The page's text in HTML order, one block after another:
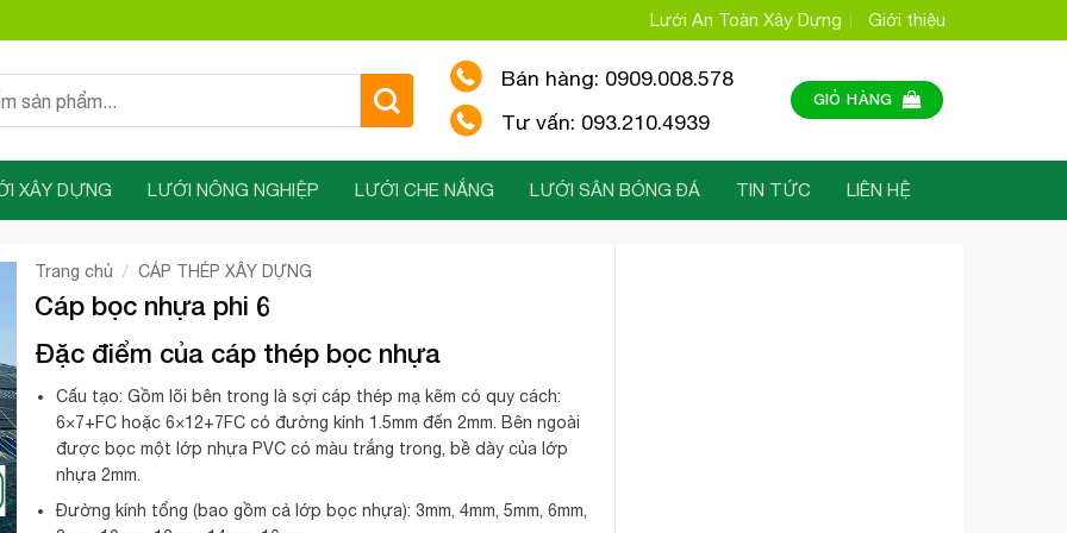
Lưới An Toàn Xây Dựng Giới thiệu
Bán hàng: 0909.008.578
Tư vấn: 093.210.4939
GIỎ HÀNG
XÂY DỰNG LƯỚI NÔNG NGHIỆP LƯỚI CHE NẮNG LƯỚI SÂN BÓNG ĐÁ TIN TỨC LIÊN HỆ
Trang chủ / CÁP THÉP XÂY DỰNG
Cáp bọc nhựa phi 6
Đặc điểm của cáp thép bọc nhựa
Cấu tạo: Gồm lõi bên trong là sợi cáp thép mạ kẽm có quy cách:
6×7+FC hoặc 6×12+7FC có đường kính 1.5mm đến 2mm. Bên ngoài
được bọc một lớp nhựa PVC có màu trắng trong, bề dày của lớp
nhựa 2mm.
Đường kính tổng (bao gồm cả lớp bọc nhựa): 3mm, 4mm, 5mm, 6mm,